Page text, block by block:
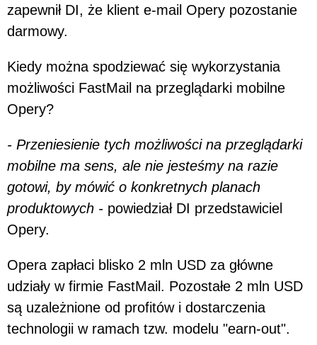
zapewnił DI, że klient e-mail Opery pozostanie
darmowy.
Kiedy można spodziewać się wykorzystania
możliwości FastMail na przeglądarki mobilne
Opery?
- Przeniesienie tych możliwości na przeglądarki
mobilne ma sens, ale nie jesteśmy na razie
gotowi, by mówić o konkretnych planach
produktowych - powiedział DI przedstawiciel
Opery.
Opera zapłaci blisko 2 mln USD za główne
udziały w firmie FastMail. Pozostałe 2 mln USD
są uzależnione od profitów i dostarczenia
technologii w ramach tzw. modelu "earn-out".